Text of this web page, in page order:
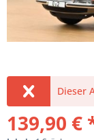
Dieser
139,90 €